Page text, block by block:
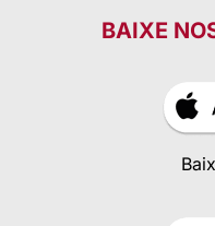
BAIXE